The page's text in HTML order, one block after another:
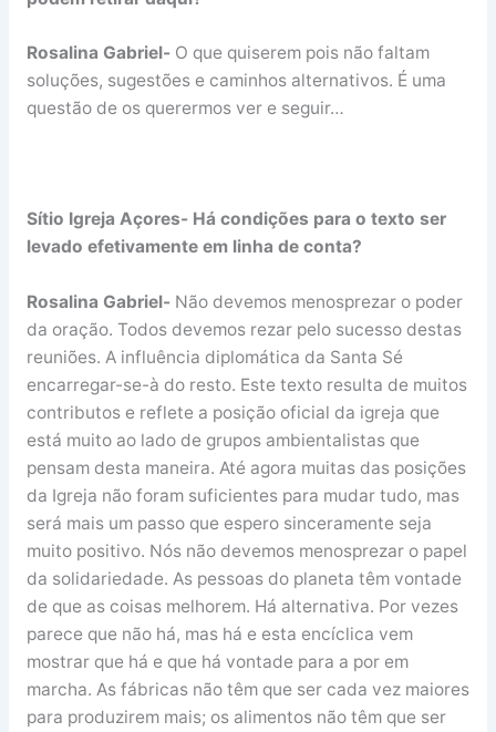
Rosalina Gabriel-O que quiserem pois não faltam
soluções, sugestões e caminhos alternativos. É uma
questão de os querermos ver e seguir…
Sítio Igreja Açores- Há condições para o texto ser
levado efetivamente em linha de conta?
Rosalina Gabriel-Não devemos menosprezar o poder
da oração. Todos devemos rezar pelo sucesso destas
reuniões. A influência diplomática da Santa Sé
encarregar-se-à do resto. Este texto resulta de muitos
contributos e reflete a posição oficial da igreja que
está muito ao lado de grupos ambientalistas que
pensam desta maneira. Até agora muitas das posições
da Igreja não foram suficientes para mudar tudo, mas
será mais um passo que espero sinceramente seja
muito positivo. Nós não devemos menosprezar o papel
da solidariedade. As pessoas do planeta têm vontade
de que as coisas melhorem. Há alternativa. Por vezes
parece que não há, mas há e esta encíclica vem
mostrar que há e que há vontade para a por em
marcha. As fábricas não têm que ser cada vez maiores
para produzirem mais; os alimentos não têm que ser